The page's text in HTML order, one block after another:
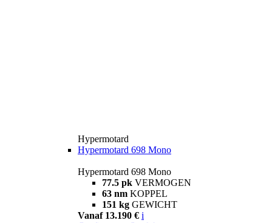
Hypermotard
Hypermotard 698 Mono
Hypermotard 698 Mono
77.5 pk VERMOGEN
63 nm KOPPEL
151 kg GEWICHT
Vanaf 13.190 € i